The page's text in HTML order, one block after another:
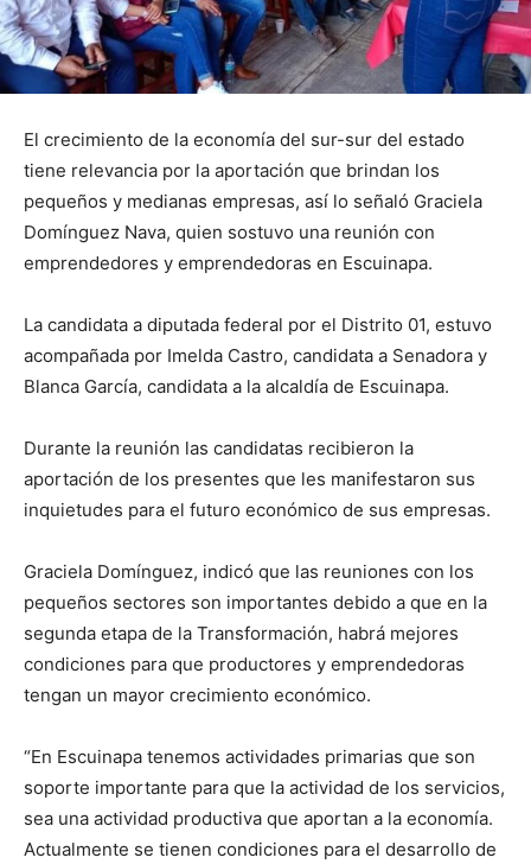
El crecimiento de la economía del sur-sur del estado
tiene relevancia por la aportación que brindan los
pequeños y medianas empresas, así lo señaló Graciela
Domínguez Nava, quien sostuvo una reunión con
emprendedores y emprendedoras en Escuinapa.
La candidata a diputada federal por el Distrito 01, estuvo
acompañada por Imelda Castro, candidata a Senadora y
Blanca García, candidata a la alcaldía de Escuinapa.
Durante la reunión las candidatas recibieron la
aportación de los presentes que les manifestaron sus
inquietudes para el futuro económico de sus empresas.
Graciela Domínguez, indicó que las reuniones con los
pequeños sectores son importantes debido a que en la
segunda etapa de la Transformación, habrá mejores
condiciones para que productores y emprendedoras
tengan un mayor crecimiento económico.
“En Escuinapa tenemos actividades primarias que son
soporte importante para que la actividad de los servicios,
sea una actividad productiva que aportan a la economía.
Actualmente se tienen condiciones para el desarrollo de